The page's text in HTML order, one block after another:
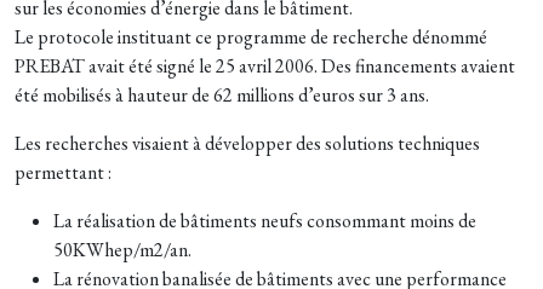
sur les économies d’énergie dans le bâtiment.
Le protocole instituant ce programme de recherche dénommé
PREBAT avait été signé le 25 avril 2006. Des financements avaient
été mobilisés à hauteur de 62 millions d’euros sur 3 ans.
Les recherches visaient à développer des solutions techniques
permettant :
La réalisation de bâtiments neufs consommant moins de
50KWhep/m2/an.
La rénovation banalisée de bâtiments avec une performance